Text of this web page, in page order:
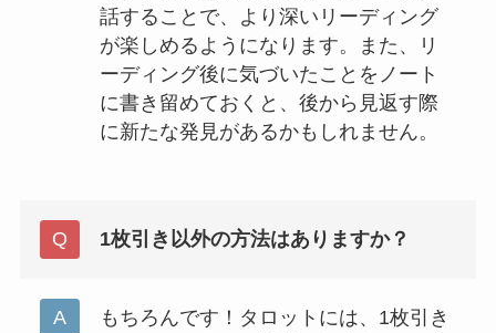
話することで、より深いリーディング
が楽しめるようになります。また、リ
ーディング後に気づいたことをノート
に書き留めておくと、後から見返す際
に新たな発見があるかもしれません。
1枚引き以外の方法はありますか？
もちろんです！タロットには、1枚引き